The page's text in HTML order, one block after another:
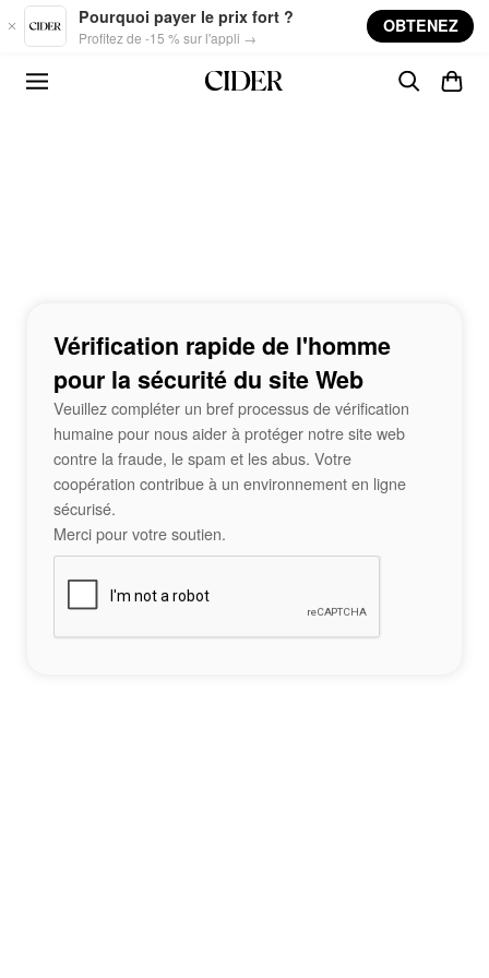
Skip to main content
Pourquoi payer le prix fort ?
Profitez de -15 % sur l'appli →
OBTENEZ
Vérification rapide de l'homme
pour la sécurité du site Web
Veuillez compléter un bref processus de vérification
humaine pour nous aider à protéger notre site web
contre la fraude, le spam et les abus. Votre
coopération contribue à un environnement en ligne
sécurisé.
Merci pour votre soutien.